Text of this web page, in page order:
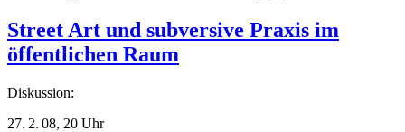
Street Art und subversive Praxis im
öffentlichen Raum
Diskussion:
27. 2. 08, 20 Uhr